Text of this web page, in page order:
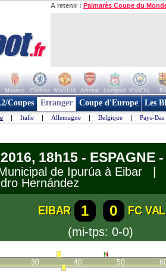
A retenir : Palmarès Coupe du
Monaco Chelsea Man Utd Arsenal Liverpool ManCity
Coupes Etranger Coupe d'Europe Les
| Italie | Allemagne | Belgique | Pays-Bas
18h15 - ESPAGNE
de Ipurúa à Eibar |
Hernández
EIBAR 1 0
FC
(mi-tps: 0-0)
30 40 50